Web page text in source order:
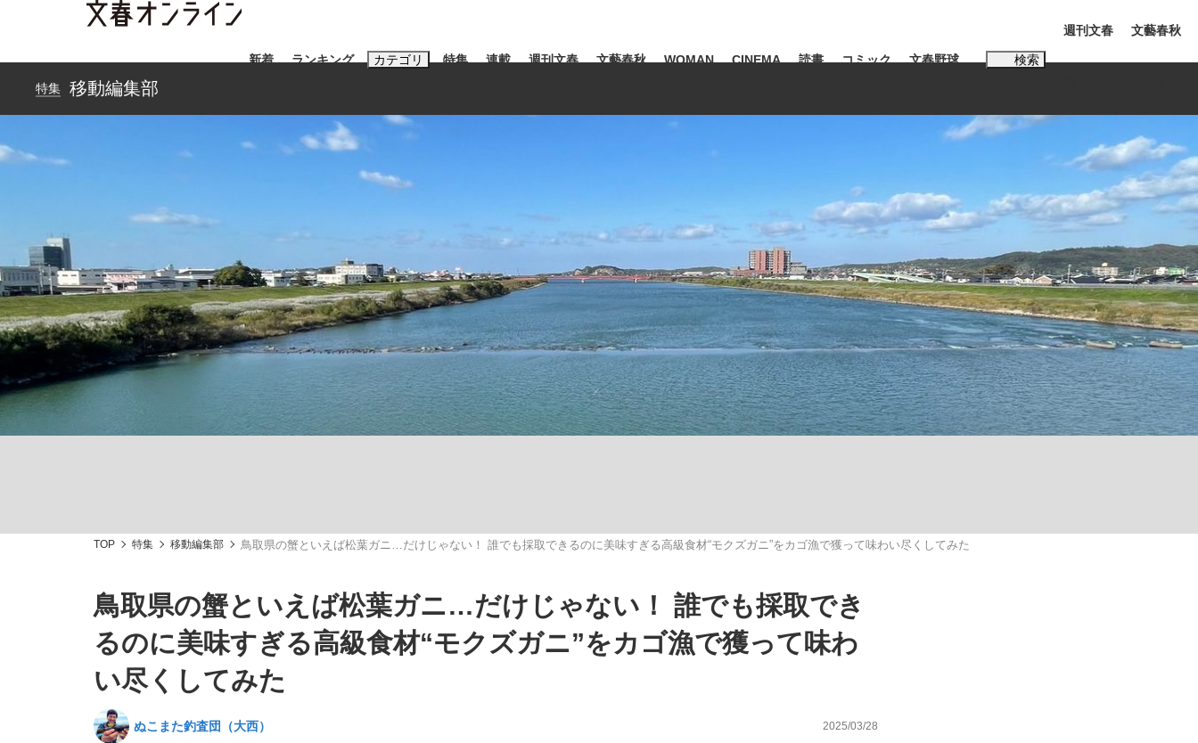
新着 ランキング カテゴリ
「90%は失敗する。でも…」本田圭佑が初めて明かした日本代表監督に... 「最悪の空気のまま解散」WBC日本代表“敗戦”の真実 選手が明かす...
特集
終戦から81年
観る将棋、読む将棋
the Style
連載 週刊文春 文藝春秋 WOMAN CINEMA 読書 コミック 文春野球 検索
おすすめのキーワードタグ一覧
#松田聖子
#玉木雄一郎
週刊文春 文藝春秋
特集 移動編集部
TOP 特集 移動編集部 鳥取県の蟹といえば松葉ガニ…だけじゃない！ 誰でも採取できるのに美味すぎる高級食材“モクズガニ”をカゴ漁で獲って味わい尽くしてみた
鳥取県の蟹といえば松葉ガニ…だけじゃない！ 誰でも採取でき
るのに美味すぎる高級食材“モクズガニ”をカゴ漁で獲って味わ
い尽くしてみた
ぬこまた釣査団（大西） 2025/03/28